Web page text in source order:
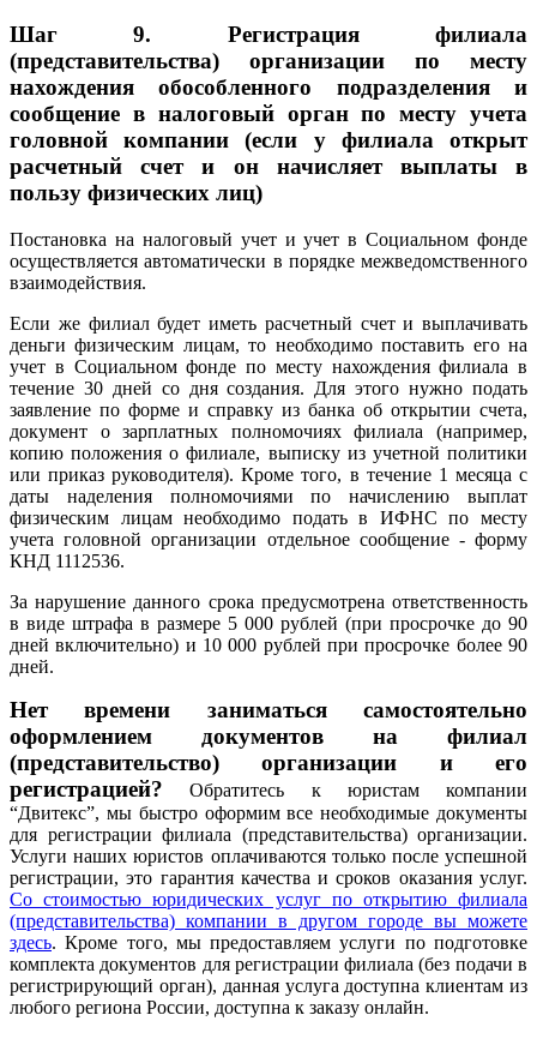
Шаг 9. Регистрация филиала
(представительства) организации по месту
нахождения обособленного подразделения и
сообщение в налоговый орган по месту учета
головной компании (если у филиала открыт
расчетный счет и он начисляет выплаты в
пользу физических лиц)
Постановка на налоговый учет и учет в Социальном фонде
осуществляется автоматически в порядке межведомственного
взаимодействия.
Если же филиал будет иметь расчетный счет и выплачивать
деньги физическим лицам, то необходимо поставить его на
учет в Социальном фонде по месту нахождения филиала в
течение 30 дней со дня создания. Для этого нужно подать
заявление по форме и справку из банка об открытии счета,
документ о зарплатных полномочиях филиала (например,
копию положения о филиале, выписку из учетной политики
или приказ руководителя). Кроме того, в течение 1 месяца с
даты наделения полномочиями по начислению выплат
физическим лицам необходимо подать в ИФНС по месту
учета головной организации отдельное сообщение - форму
КНД 1112536.
За нарушение данного срока предусмотрена ответственность
в виде штрафа в размере 5 000 рублей (при просрочке до 90
дней включительно) и 10 000 рублей при просрочке более 90
дней.
Нет времени заниматься самостоятельно
оформлением документов на филиал
(представительство) организации и его
регистрацией? Обратитесь к юристам компании
“Двитекс”, мы быстро оформим все необходимые документы
для регистрации филиала (представительства) организации.
Услуги наших юристов оплачиваются только после успешной
регистрации, это гарантия качества и сроков оказания услуг.
Со стоимостью юридических услуг по открытию филиала
(представительства) компании в другом городе вы можете
здесь.Кроме того, мы предоставляем услуги по подготовке
комплекта документов для регистрации филиала (без подачи в
регистрирующий орган), данная услуга доступна клиентам из
любого региона России, доступна к заказу онлайн.